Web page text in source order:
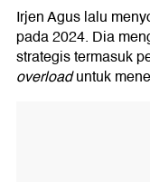
Irjen Agus lalu
pada 2024. Dia
strategis termasuk
overloaduntuk